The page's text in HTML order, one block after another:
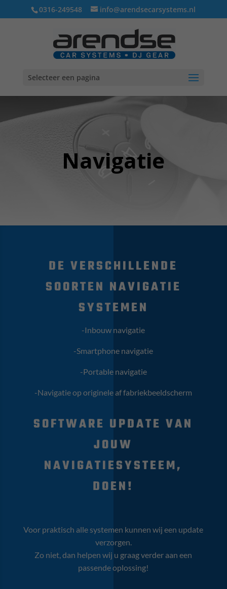
0316-249548 info@arendsecarsystems.nl
Selecteer een pagina
Navigatie
DE VERSCHILLENDE
SOORTEN NAVIGATIE
SYSTEMEN
-Inbouw navigatie
-Smartphone navigatie
-Portable navigatie
-Navigatie op originele af fabriekbeeldscherm
SOFTWARE UPDATE VAN
JOUW
NAVIGATIESYSTEEM,
DOEN!
Voor praktisch alle systemen kunnen wij een update
verzorgen.
Zo niet, dan helpen wij u graag verder aan een
passende oplossing!